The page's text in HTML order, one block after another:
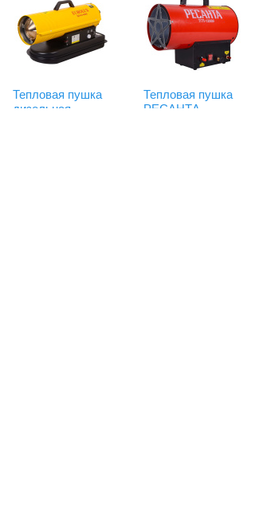
Тепловая пушка
дизельная
Тепловая пушка
РЕСАНТА